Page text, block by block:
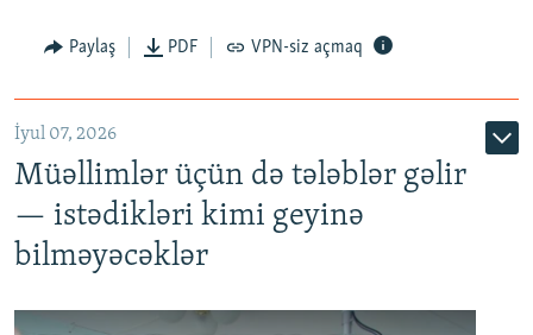
Paylaş PDF VPN-siz açmaq
İyul 07, 2026
Müəllimlər üçün də tələblər gəlir
— istədikləri kimi geyinə
bilməyəcəklər